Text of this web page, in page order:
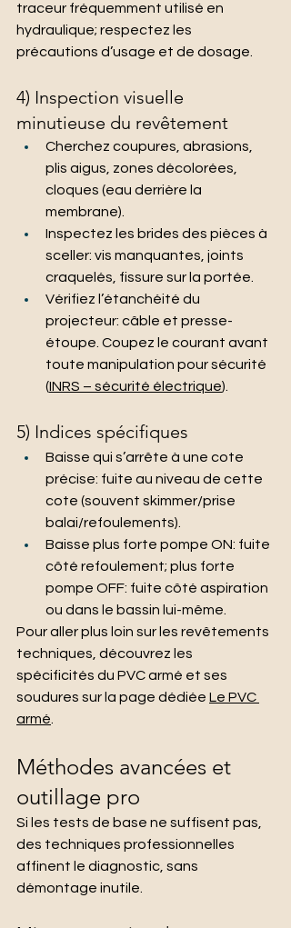
traceur fréquemment utilisé en
hydraulique; respectez les
précautions d’usage et de dosage.
4) Inspection visuelle
minutieuse du revêtement
Cherchez coupures, abrasions,
plis aigus, zones décolorées,
cloques (eau derrière la
membrane).
Inspectez les brides des pièces à
sceller: vis manquantes, joints
craquelés, fissure sur la portée.
Vérifiez l’étanchéité du
projecteur: câble et presse-
étoupe. Coupez le courant avant
toute manipulation pour sécurité
(INRS – sécurité électrique).
5) Indices spécifiques
Baisse qui s’arrête à une cote
précise: fuite au niveau de cette
cote (souvent skimmer/prise
balai/refoulements).
Baisse plus forte pompe ON: fuite
côté refoulement; plus forte
pompe OFF: fuite côté aspiration
ou dans le bassin lui-même.
Pour aller plus loin sur les revêtements
techniques, découvrez les
spécificités du PVC armé et ses
soudures sur la page dédiée Le PVC
armé
Méthodes avancées et
outillage pro
Si les tests de base ne suffisent pas,
des techniques professionnelles
affinent le diagnostic, sans
démontage inutile.